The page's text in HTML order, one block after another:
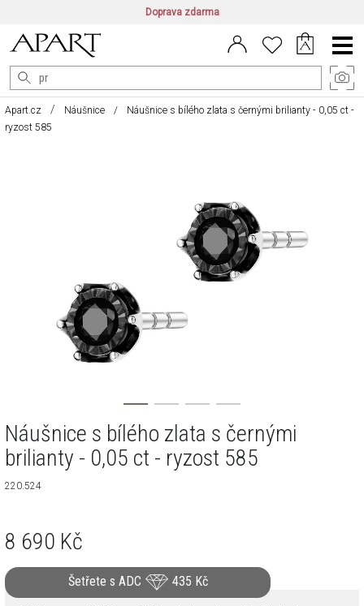
Doprava zdarma
CZ/CZK | EN/EUR PL/PLN
Main
Menu
Apart.cz Náušnice
Náušnice s bílého zlata s černými brilianty - 0,05 ct -
ryzost 585
Náušnice s bílého zlata s černými
brilianty - 0,05 ct - ryzost 585
220.524
8 690 Kč
Šetřete s ADC 435 Kč